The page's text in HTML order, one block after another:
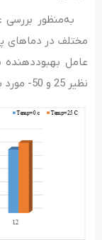
به‌منظور بررسی
مختلف در دماهای
نظیر 25 و 50- مورد بررسی قرار گرفته است.